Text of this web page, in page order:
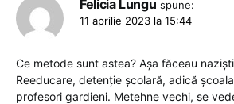
Felicia Lungu spune:
11 aprilie 2023 la 15:44
Ce metode sunt astea? Așa făceau
Reeducare, detenție școlară, adică
profesori gardieni. Metehne vechi, se